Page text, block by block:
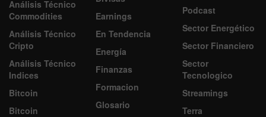
Análisis Técnico
Commodities
Análisis Técnico
Cripto
Análisis Técnico
Indices
Bitcoin
Bitcoin
Earnings
En Tendencia
Energía
Finanzas
Formacion
Glosario
Podcast
Sector Energético
Sector Financiero
Sector
Tecnologico
Streamings
Terra